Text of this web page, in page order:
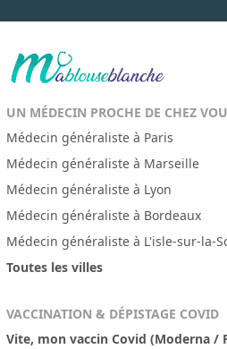
UN MÉDECIN PROCHE DE CHEZ
Médecin généraliste à Paris
Médecin généraliste à Marseille
Médecin généraliste à Lyon
Médecin généraliste à Bordeaux
Médecin généraliste à L'isle-sur-la-
Toutes les villes
VACCINATION & DÉPISTAGE COVID
Vite, mon vaccin Covid (Moderna /